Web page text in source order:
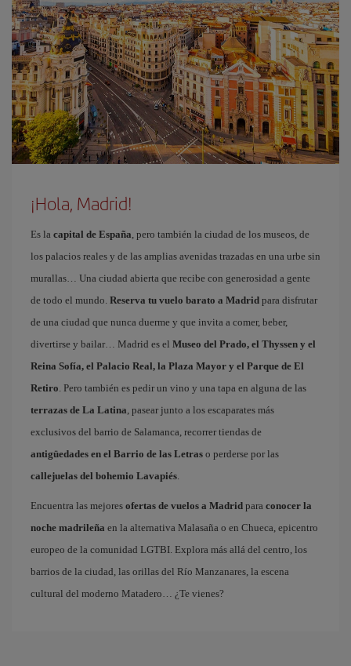
¡Hola, Madrid!
Es la capital de España, pero también la ciudad de los museos, de
los palacios reales y de las amplias avenidas trazadas en una urbe sin
murallas… Una ciudad abierta que recibe con generosidad a gente
de todo el mundo. Reserva tu vuelo barato a Madrid para disfrutar
de una ciudad que nunca duerme y que invita a comer, beber,
divertirse y bailar… Madrid es el Museo del Prado, el Thyssen y el
Reina Sofía, el Palacio Real, la Plaza Mayor y el Parque de El
Retiro. Pero también es pedir un vino y una tapa en alguna de las
terrazas de La Latina, pasear junto a los escaparates más
exclusivos del barrio de Salamanca, recorrer tiendas de
antigüedades en el Barrio de las Letras o perderse por las
callejuelas del bohemio Lavapiés.
Encuentra las mejores ofertas de vuelos a Madrid para conocer la
noche madrileña en la alternativa Malasaña o en Chueca, epicentro
europeo de la comunidad LGTBI. Explora más allá del centro, los
barrios de la ciudad, las orillas del Río Manzanares, la escena
cultural del moderno Matadero… ¿Te vienes?